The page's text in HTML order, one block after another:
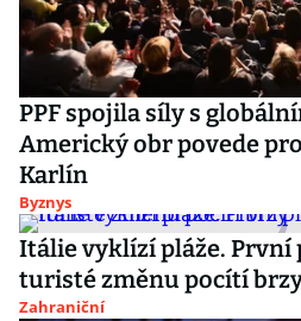
PPF spojila síly s
Americký obr povede
Karlín
Byznys
Itálie vyklízí pláže. První
turisté změnu pocítí
Zahraniční